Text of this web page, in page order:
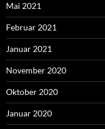
Mai 2021
Februar 2021
Januar 2021
November 2020
Oktober 2020
Januar 2020